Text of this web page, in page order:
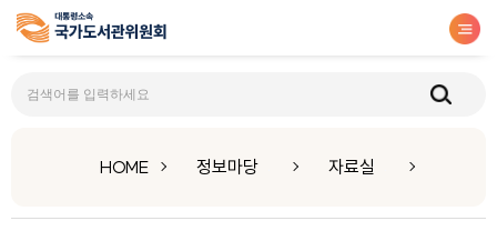
HOME 정보마당 자료실